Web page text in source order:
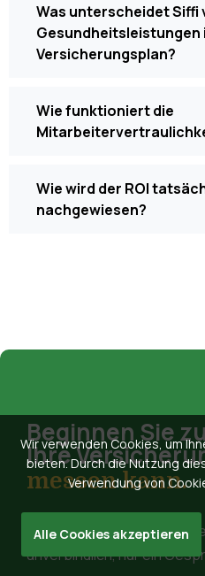
Was unterscheidet Siffi
Gesundheitsleistungen
Versicherungsplan?
Wie funktioniert die
Wie wird der ROI
nachgewiesen?
Beginnen Sie
Ihre
messen kann.
Buchen Sie eine
unverbindlich, nur ein
Wir verwenden Cookies, um
bieten. Durch die Nutzung
Verwendung von
Alle Cookies akzeptieren